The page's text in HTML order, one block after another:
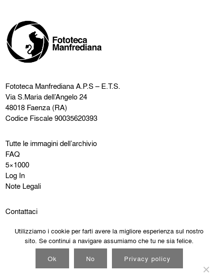
Fototeca ManfredianaA.P.S – E.T.S.
Via S.Maria dell’Angelo 24
48018 Faenza (RA)
Codice Fiscale 90035620393
Tutte le immagini dell’archivio
FAQ
5×1000
Log In
Note Legali
Contattaci
Facebook
Cookie Policy
Utilizziamo i cookie per farti avere la migliore esperienza sul nostro
sito. Se continui a navigare assumiamo che tu ne sia felice.
Ok
No Privacy policy